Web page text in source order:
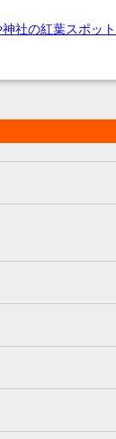
社の紅葉スポット